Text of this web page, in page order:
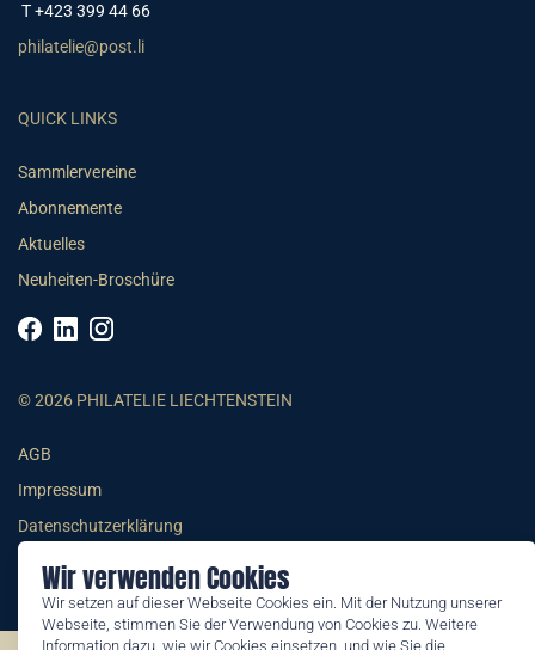
Wir verwenden Cookies
Wir setzen auf dieser Webseite Cookies ein. Mit der Nutzung unserer
Webseite, stimmen Sie der Verwendung von Cookies zu. Weitere
Information dazu, wie wir Cookies einsetzen, und wie Sie die
T +423 399 44 66
philatelie@post.li
QUICK LINKS
Sammlervereine
Abonnemente
Aktuelles
Neuheiten-Broschüre
© 2026 PHILATELIE LIECHTENSTEIN
AGB
Impressum
Datenschutzerklärung